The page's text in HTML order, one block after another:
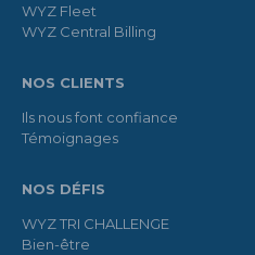
WYZ Fleet
WYZ Central Billing
NOS CLIENTS
Ils nous font confiance
Témoignages
NOS DÉFIS
WYZ TRI CHALLENGE
Bien-être